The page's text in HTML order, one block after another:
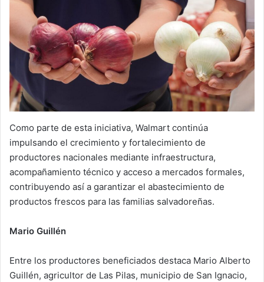
Como parte de esta iniciativa, Walmart continúa
impulsando el crecimiento y fortalecimiento de
productores nacionales mediante infraestructura,
acompañamiento técnico y acceso a mercados formales,
contribuyendo así a garantizar el abastecimiento de
productos frescos para las familias salvadoreñas.
Mario Guillén
Entre los productores beneficiados destaca Mario Alberto
Guillén, agricultor de Las Pilas, municipio de San Ignacio,